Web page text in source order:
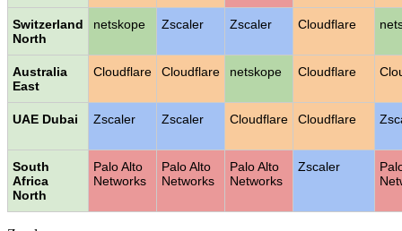
Switzerland
North
netskope Zscaler Zscaler Cloudflare
Australia
East
Cloudflare Cloudflare netskope Cloudflare
UAE Dubai Zscaler Zscaler Cloudflare Cloudflare
South
Africa
North
Palo Alto
Networks
Palo Alto
Networks
Palo Alto
Networks
Zscaler